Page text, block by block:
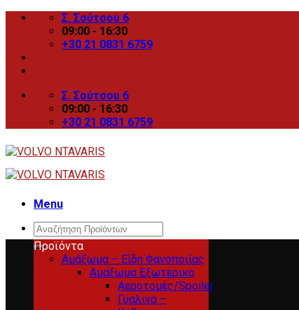
Skip
Σ. Σούτσου 6
09:00 - 16:30
+30 21 0831 6759
Σ. Σούτσου 6
09:00 - 16:30
+30 21 0831 6759
Menu
Search
for:
Προϊόντα
Αμάξωμα – Είδη Φανοποιίας
Αμαξωμα Εξωτερικο
Αεροτομές/Spoiler
Γυαλινα –